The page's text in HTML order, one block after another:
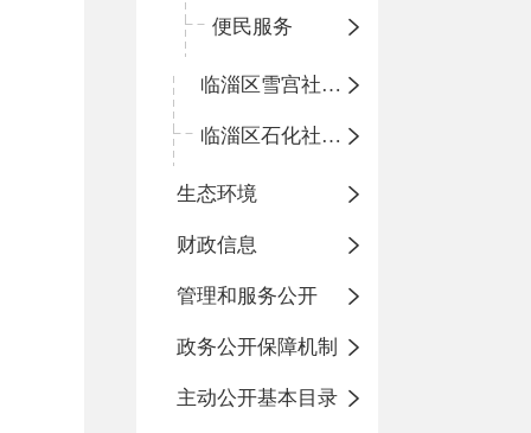
便民服务
临淄区雪宫社区卫生服务中心
临淄区石化社区卫生服务中心
生态环境
财政信息
管理和服务公开
政务公开保障机制
主动公开基本目录